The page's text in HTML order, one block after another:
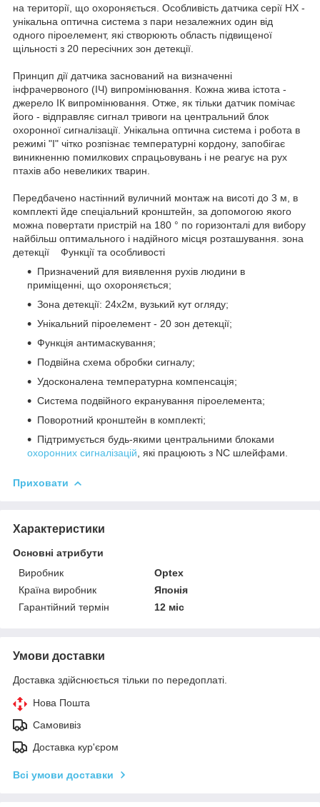
на території, що охороняється. Особливість датчика серії HX -
унікальна оптична система з пари незалежних один від
одного піроелемент, які створюють область підвищеної
щільності з 20 пересічних зон детекції.
Принцип дії датчика заснований на визначенні
інфрачервоного (ІЧ) випромінювання. Кожна жива істота -
джерело ІК випромінювання. Отже, як тільки датчик помічає
його - відправляє сигнал тривоги на центральний блок
охоронної сигналізації. Унікальна оптична система і робота в
режимі "І" чітко розпізнає температурні кордону, запобігає
виникненню помилкових спрацьовувань і не реагує на рух
птахів або невеликих тварин.
Передбачено настінний вуличний монтаж на висоті до 3 м, в
комплекті йде спеціальний кронштейн, за допомогою якого
можна повертати пристрій на 180 ° по горизонталі для вибору
найбільш оптимального і надійного місця розташування. зона
детекції
Функції та особливості
Призначений для виявлення рухів людини в
приміщенні, що охороняється;
Зона детекції: 24х2м, вузький кут огляду;
Унікальний піроелемент - 20 зон детекції;
Функція антимаскування;
Подвійна схема обробки сигналу;
Удосконалена температурна компенсація;
Система подвійного екранування піроелемента;
Поворотний кронштейн в комплекті;
Підтримується будь-якими центральними блоками
охоронних сигналізацій , які працюють з NC шлейфами.
Приховати
Характеристики
Основні атрибути
Виробник
Optex
Країна виробник
Японія
Гарантійний термін
12 міс
Умови доставки
Доставка здійснюється тільки по передоплаті.
Нова Пошта
Самовивіз
Доставка кур'єром
Всі умови доставки